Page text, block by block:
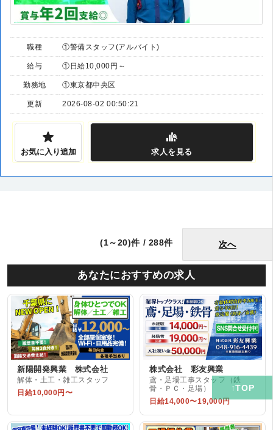
職種 ①警備スタッフ(アルバイト)
給与 ①日給10,000円～
勤務地 ①東京都中央区
更新 2026-08-02 00:50:21
お気に入り追加 求人 を見る
(1～20)件 / 288件 次へ
あなたにおすすめの求人
新陽開発興業 株式会社
解体・土工・雑工スタッフ
日給10,000円〜
株式会社 彩友興業
鳶・足場工事スタッフ（鉄
骨・ＰＣ・足場）
日給14,000〜19,000円